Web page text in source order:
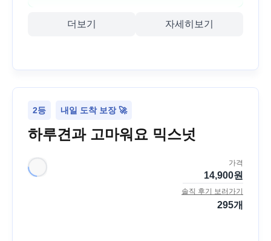
더보기 자세히보기
2등 내일 도착 보장 🚀
하루견과 고마워요 믹스넛
가격
14,900원
솔직 후기 보러가기
295개